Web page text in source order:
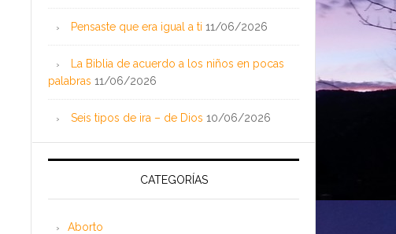
Pensaste que era igual a ti 11/06/2026
La Biblia de acuerdo a los niños en pocas
palabras 11/06/2026
Seis tipos de ira – de Dios 10/06/2026
CATEGORÍAS
Aborto